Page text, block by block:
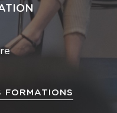
FORMATIONS